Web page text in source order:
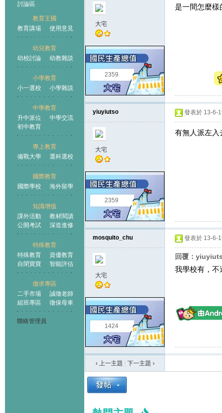
討論區
教育王國
教育講場
使用意見
幼兒教育
幼校討論
幼教雜談
小學教育
小一選校
小學雜談
中學教育
升中派位
中學交流
初中教育
專上教育
備戰大學
選科選校
國際教育
國際學校
海外留學
知識增值
課外活動
教材閱讀
公開考試
深造進修
特殊教育
特殊教育
資優教育
自閉寶寶
智能評估
徵求專區
二手市場
誠徵老師
組班專區
徵保母車
聯絡管理員
王國
大宅
2359
是一間怎麼樣
yiuyiutso
大宅
2359
發表於 13-6-
有無人派左入
mosquito_chu
大宅
1424
發表於 13-6-
回覆：
我學校有，不
‹ 上一主題 下一主題 ›